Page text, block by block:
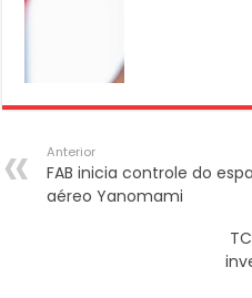
Anterior
FAB inicia controle do
aéreo Yanomami